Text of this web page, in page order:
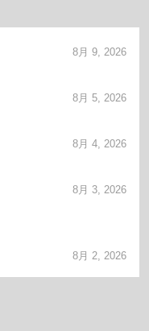
8月 9, 2026
8月 5, 2026
8月 4, 2026
8月 3, 2026
8月 2, 2026